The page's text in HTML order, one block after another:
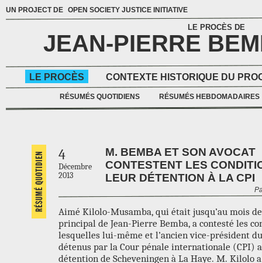
UN PROJECT DE OPEN SOCIETY JUSTICE INITIATIVE
LE PROCÈS DE
JEAN-PIERRE
LE PROCÈS CONTEXTE HISTORIQUE DU
RÉSUMÉS QUOTIDIENS RÉSUMÉS HEBDOMADAIRES
4
Décembre
2013
M. BEMBA ET SON AVOCAT
CONTESTENT LES
LEUR DÉTENTION À LA CPI
Aimé Kilolo-Musamba, qui était jusqu’au mois
principal de Jean-Pierre Bemba, a contesté les
lesquelles lui-même et l’ancien vice-président
détenus par la Cour pénale internationale (CPI)
détention de Scheveningen à La Haye. M. Kilolo